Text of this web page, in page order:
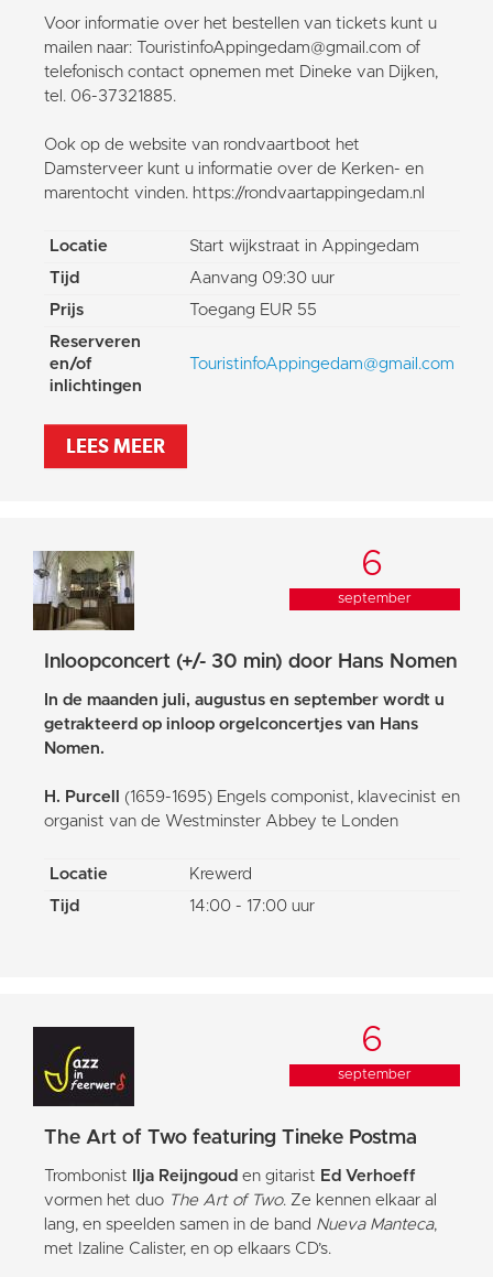
Voor informatie over het bestellen van tickets kunt u
mailen naar: TouristinfoAppingedam@gmail.com of
telefonisch contact opnemen met Dineke van Dijken,
tel. 06-37321885.
Ook op de website van rondvaartboot het
Damsterveer kunt u informatie over de Kerken- en
marentocht vinden. https://rondvaartappingedam.nl
Locatie
Start wijkstraat in Appingedam
Tijd
Aanvang 09:30 uur
Prijs
Toegang EUR 55
Reserveren
en/of
inlichtingen
TouristinfoAppingedam@gmail.com
LEES MEER
6
september
Inloopconcert (+/- 30 min) door Hans Nomen
In de maanden juli, augustus en september wordt u
getrakteerd op inloop orgelconcertjes van Hans
Nomen.
H. Purcell
(1659-1695) Engels componist, klavecinist en
organist van de Westminster Abbey te Londen
Locatie
Krewerd
Tijd
14:00 - 17:00 uur
6
september
The Art of Two featuring Tineke Postma
Trombonist Ilja Reijngoud en gitarist Ed Verhoeff
vormen het duo The Art of Two. Ze kennen elkaar al
lang, en speelden samen in de band Nueva Manteca,
met Izaline Calister, en op elkaars CD’s.